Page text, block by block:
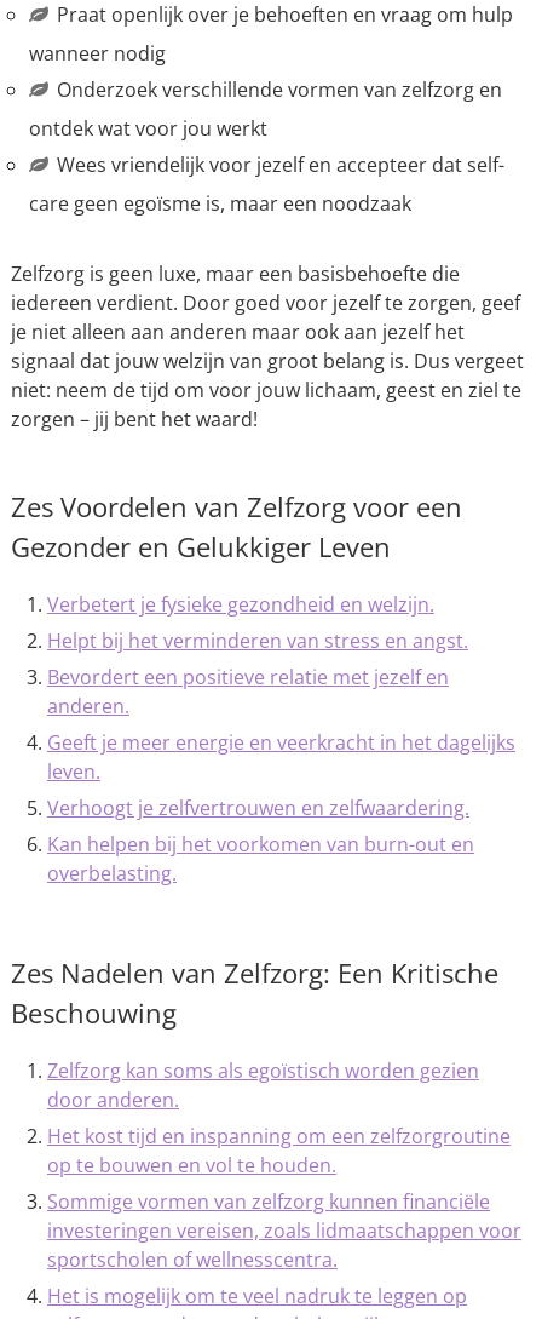
Praat openlijk over je behoeften en vraag om hulp
wanneer nodig
Onderzoek verschillende vormen van zelfzorg en
ontdek wat voor jou werkt
Wees vriendelijk voor jezelf en accepteer dat self-
care geen egoïsme is, maar een noodzaak
Zelfzorg is geen luxe, maar een basisbehoefte die
iedereen verdient. Door goed voor jezelf te zorgen, geef
je niet alleen aan anderen maar ook aan jezelf het
signaal dat jouw welzijn van groot belang is. Dus vergeet
niet: neem de tijd om voor jouw lichaam, geest en ziel te
zorgen – jij bent het waard!
Zes Voordelen van Zelfzorg voor een
Gezonder en Gelukkiger Leven
Verbetert je fysieke gezondheid en welzijn.
Helpt bij het verminderen van stress en angst.
Bevordert een positieve relatie met jezelf en
anderen.
Geeft je meer energie en veerkracht in het dagelijks
leven.
Verhoogt je zelfvertrouwen en zelfwaardering.
Kan helpen bij het voorkomen van burn-out en
overbelasting.
Zes Nadelen van Zelfzorg: Een Kritische
Beschouwing
Zelfzorg kan soms als egoïstisch worden gezien
door anderen.
Het kost tijd en inspanning om een zelfzorgroutine
op te bouwen en vol te houden.
Sommige vormen van zelfzorg kunnen financiële
investeringen vereisen, zoals lidmaatschappen voor
sportscholen of wellnesscentra.
Het is mogelijk om te veel nadruk te leggen op